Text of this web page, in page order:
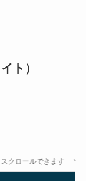
ト）
スクロールできます